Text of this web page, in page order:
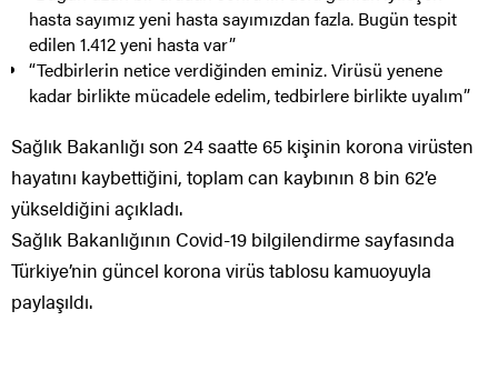
hasta sayımız yeni hasta sayımızdan fazla. Bugün tespit
edilen 1.412 yeni hasta var”
“Tedbirlerin netice verdiğinden eminiz. Virüsü yenene
kadar birlikte mücadele edelim, tedbirlere birlikte uyalım”
Sağlık Bakanlığı son 24 saatte 65 kişinin korona virüsten
hayatını kaybettiğini, toplam can kaybının 8 bin 62’e
yükseldiğini açıkladı.
Sağlık Bakanlığının Covid-19 bilgilendirme sayfasında
Türkiye’nin güncel korona virüs tablosu kamuoyuyla
paylaşıldı.